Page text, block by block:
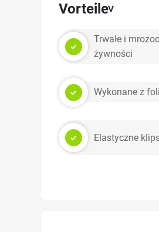
Vorteile
Trwałe i
żywności
Wykonane z
Elastyczne